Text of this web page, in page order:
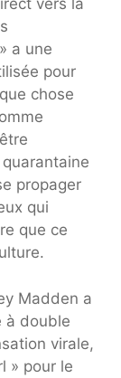
vers la
a une
pour
chose
propager
qui
que ce
Madden a
à double
virale,
» pour le